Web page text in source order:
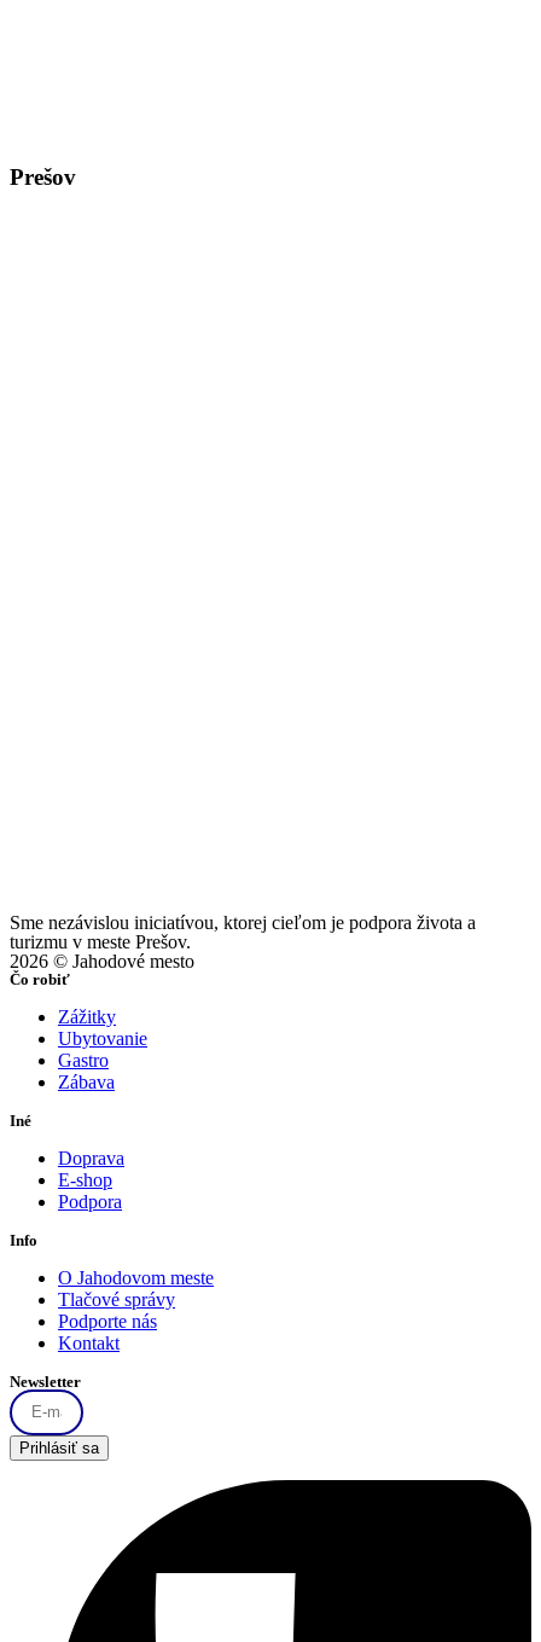
Prešov
Sme nezávislou iniciatívou, ktorej cieľom je podpora života a
turizmu v meste Prešov.
2026 © Jahodové mesto
Čo robiť
Zážitky
Ubytovanie
Gastro
Zábava
Iné
Doprava
E-shop
Podpora
Info
O Jahodovom meste
Tlačové správy
Podporte nás
Kontakt
Newsletter
Prihlásiť sa